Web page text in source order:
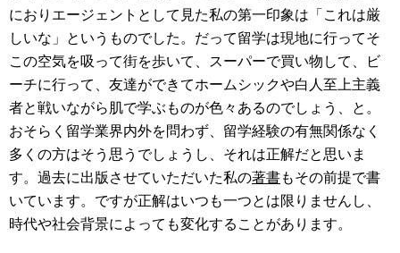
におりエージェントとして見た私の第一印象は「これは厳
しいな」というものでした。だって留学は現地に行ってそ
この空気を吸って街を歩いて、スーパーで買い物して、ビ
ーチに行って、友達ができてホームシックや白人至上主義
者と戦いながら肌で学ぶものが色々あるのでしょう、と。
おそらく留学業界内外を問わず、留学経験の有無関係なく
多くの方はそう思うでしょうし、それは正解だと思いま
す。過去に出版させていただいた私の著書もその前提で書
いています。ですが正解はいつも一つとは限りませんし、
時代や社会背景によっても変化することがあります。